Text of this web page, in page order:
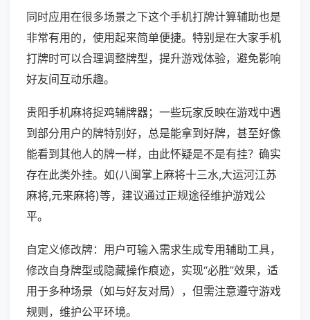
同时应用在很多场景之下这个手机打牌计算辅助也是
非常有用的，使用起来简单便捷。特别是在大家手机
打牌时可以合理调整牌型，提升游戏体验，避免影响
好友间互动乐趣。
贵阳手机麻将捉鸡辅牌器；一些玩家反映在游戏中遇
到部分用户的牌特别好，总是能拿到好牌，甚至好像
能看到其他人的牌一样，由此怀疑是不是有挂？确实
存在此类外挂。如(八闽掌上麻将十三水,大运河江苏
麻将,元来麻将)等，建议通过正规途径维护游戏公
平。
自定义修改牌：用户可输入需求生成专用辅助工具，
修改自身牌型或隐藏操作痕迹，实现“必胜”效果，适
用于多种场景（如与好友对局），但需注意遵守游戏
规则，维护公平环境。